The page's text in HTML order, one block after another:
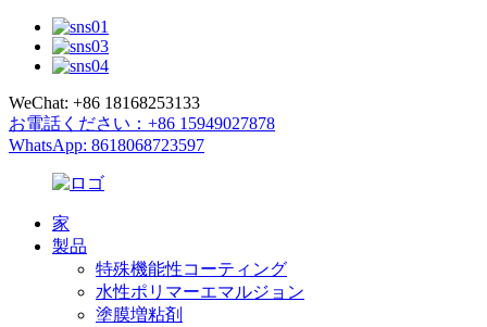
WeChat: +86 18168253133
お電話ください：+86 15949027878
WhatsApp: 8618068723597
家
製品
特殊機能性コーティング
水性ポリマーエマルジョン
塗膜増粘剤